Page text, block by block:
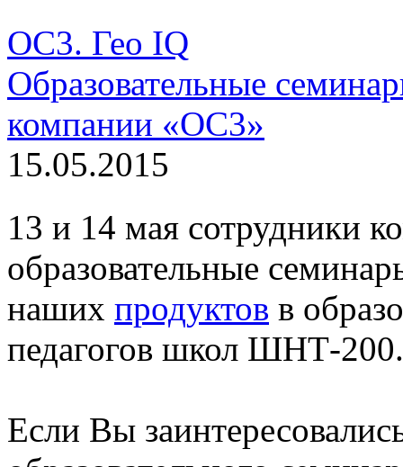
ОС3. Гео IQ
Образовательные
компании «ОС3»
15.05.2015
13 и 14 мая сотрудники
образовательные
наших продуктов в
педагогов школ ШНТ-
Если Вы